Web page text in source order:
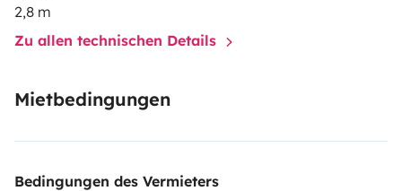
2,8 m
Zu allen technischen Details
Mietbedingungen
Bedingungen des Vermieters